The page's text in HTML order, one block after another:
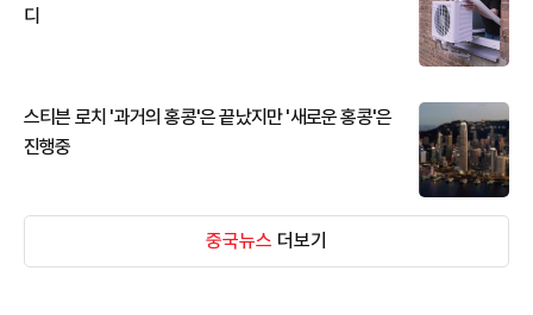
디
스티븐 로치 '과거의 홍콩'은 끝났지만 '새로운 홍콩'은
진행중
중국뉴스 더보기